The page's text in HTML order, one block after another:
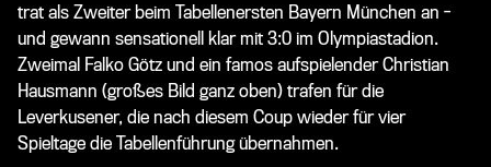
trat als Zweiter beim Tabellenersten Bayern München an -
und gewann sensationell klar mit 3:0 im Olympiastadion.
Zweimal Falko Götz und ein famos aufspielender Christian
Hausmann (großes Bild ganz oben) trafen für die
Leverkusener, die nach diesem Coup wieder für vier
Spieltage die Tabellenführung übernahmen.